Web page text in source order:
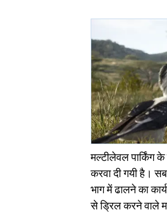
मल्टीलेवल पार्किंग
करवा दी गयी है।
भाग में ढालने का
से ड्रिल करने वाले